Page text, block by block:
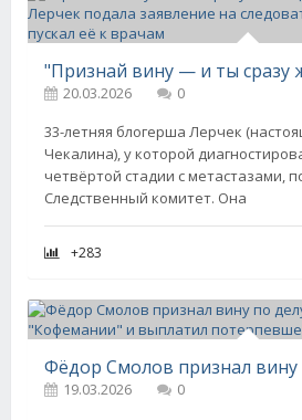
20.03.2026
0
33-летняя блогерша Лерчек
Чекалина), у которой
четвёртой стадии с метастазами,
Следственный комитет. Она
+283
19.03.2026
0